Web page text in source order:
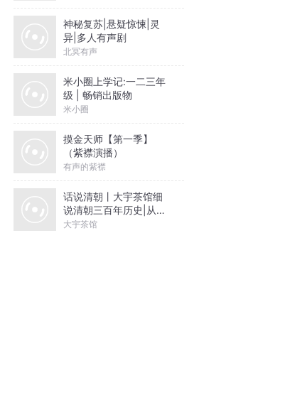
神秘复苏|悬疑惊悚|灵
异|多人有声剧
北冥有声
米小圈上学记:一二三年
级 | 畅销出版物
米小圈
摸金天师【第一季】
（紫襟演播）
有声的紫襟
话说清朝丨大宇茶馆细
说清朝三百年历史|从努
尔哈赤到末代皇帝溥仪|
大宇茶馆